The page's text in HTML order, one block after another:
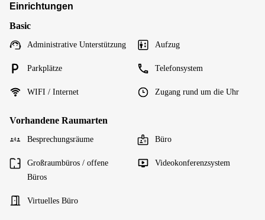
Einrichtungen
Basic
Administrative Unterstützung Aufzug
Parkplätze Telefonsystem
WIFI / Internet Zugang rund um die Uhr
Vorhandene Raumarten
Besprechungsräume Büro
Großraumbüros / offene
Büros
Videokonferenzsystem
Virtuelles Büro